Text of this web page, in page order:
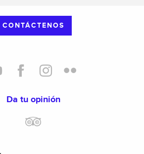
CONTÁCTENOS
Da tu opinión